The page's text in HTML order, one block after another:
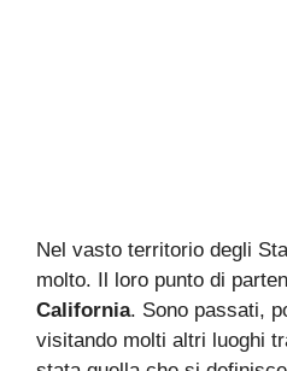
Nel vasto territorio degli
molto. Il loro punto di
California. Sono passati,
visitando molti altri luoghi